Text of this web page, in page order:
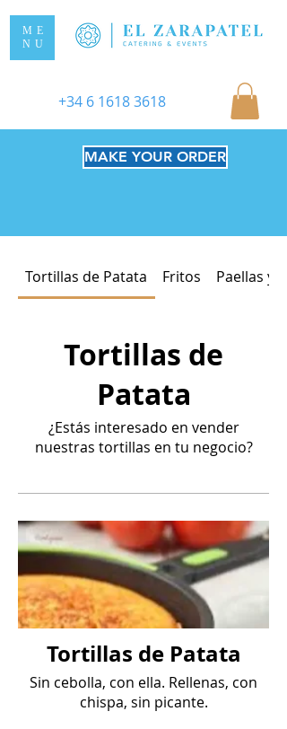
ME
NU
+34 6 1618 3618
MAKE YOUR ORDER
Tortillas de Patata Fritos Paellas y
Tortillas de
Patata
¿Estás interesado en vender
nuestras tortillas en tu negocio?
Tortillas de Patata
Sin cebolla, con ella. Rellenas, con
chispa, sin picante.